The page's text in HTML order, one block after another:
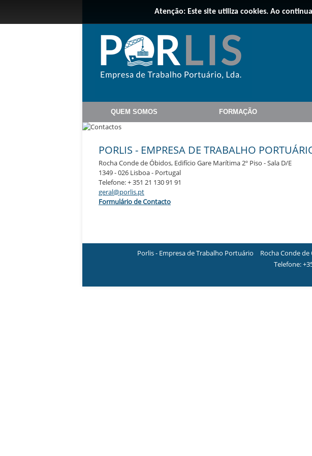
QUEM SOMOS FORMAÇÃO
PORLIS - EMPRESA DE TRABALHO
Rocha Conde de Óbidos, Edifício Gare Marítima 2º Piso - Sala D/E
1349 - 026 Lisboa - Portugal
Telefone: + 351 21 130 91 91
geral@porlis.pt
Formulário de Contacto
Porlis - Empresa de Trabalho Portuário Rocha Conde de
Telefone:
Atenção: Este site utiliza cookies. Ao